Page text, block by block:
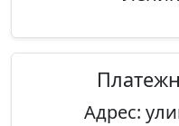
Адрес: